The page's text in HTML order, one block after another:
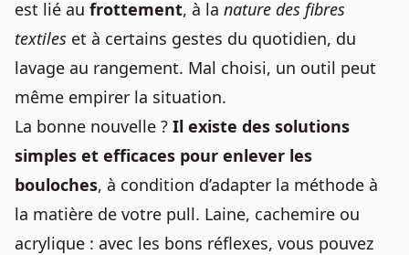
est lié au frottement, à la nature des fibres
textiles et à certains gestes du quotidien, du
lavage au rangement. Mal choisi, un outil peut
même empirer la situation.
La bonne nouvelle ? Il existe des solutions
simples et efficaces pour enlever les
bouloches, à condition d’adapter la méthode à
la matière de votre pull. Laine, cachemire ou
acrylique : avec les bons réflexes, vous pouvez